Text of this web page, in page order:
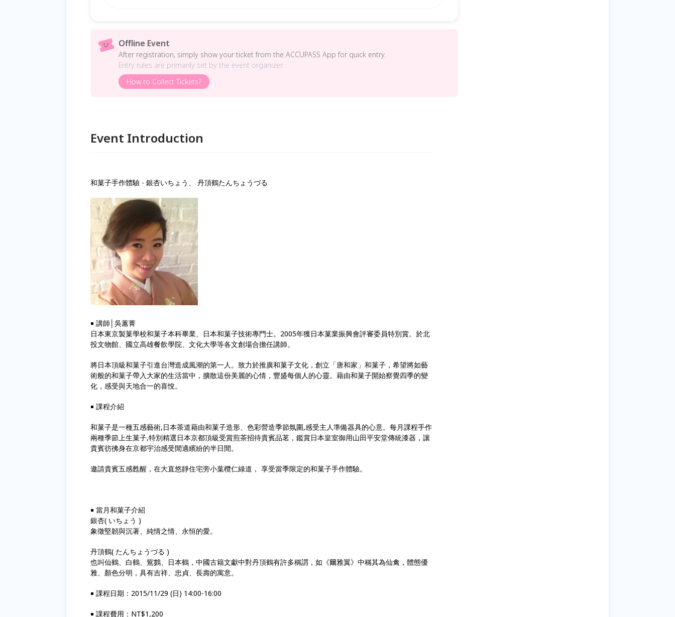
Offline Event
After registration, simply show your ticket from the ACCUPASS App for quick entry.
Entry rules are primarily set by the event organizer.
How to Collect Tickets?
Event Introduction
和菓子手作體驗 - 銀杏いちょう、 丹頂鶴たんちょうづる
￭ 講師│吳蕙菁
日本東京製菓學校和菓子本科畢業、日本和菓子技術專門士。2005年獲日本菓業振興會評審委員特別賞。於北
投文物館、國立高雄餐飲學院、文化大學等各文創場合擔任講師。
將日本頂級和菓子引進台灣造成風潮的第一人。致力於推廣和菓子文化，創立「唐和家」和菓子，希望將如藝
術般的和菓子帶入大家的生活當中，擴散這份美麗的心情，豐盛每個人的心靈。藉由和菓子開始察覺四季的變
化，感受與天地合一的喜悅。
￭ 課程介紹
和菓子是一種五感藝術,日本茶道藉由和菓子造形、色彩營造季節氛圍,感受主人準備器具的心意。每月課程手作
兩種季節上生菓子,特別精選日本京都頂級受賞煎茶招待貴賓品茗，鑑賞日本皇室御用山田平安堂傳統漆器，讓
貴賓彷彿身在京都宇治感受閒適繽紛的半日閒。
邀請貴賓五感甦醒，在大直悠靜住宅旁小葉欖仁綠道， 享受當季限定的和菓子手作體驗。
￭ 當月和菓子介紹
銀杏( いちょう )
象徵堅韌與沉著、純情之情、永恒的愛。
丹頂鶴( たんちょうづる )
也叫仙鶴、白鶴、鴜鷜、日本鶴，中國古籍文獻中對丹頂鶴有許多稱謂，如《爾雅翼》中稱其為仙禽，體態優
雅、顏色分明，具有吉祥、忠貞、長壽的寓意。
￭ 課程日期：2015/11/29 (日) 14:00-16:00
￭ 課程費用：NT$1,200